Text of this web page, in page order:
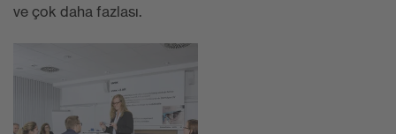
ve çok daha fazlası.